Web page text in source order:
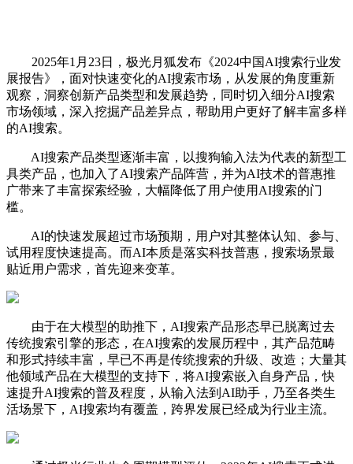
2025年1月23日，极光月狐发布《2024中国AI搜索行业发
展报告》，面对快速变化的AI搜索市场，从发展的角度重新
观察，洞察创新产品类型和发展趋势，同时切入细分AI搜索
市场领域，深入挖掘产品差异点，帮助用户更好了解丰富多样
的AI搜索。
AI搜索产品类型逐渐丰富，以搜狗输入法为代表的新型工
具类产品，也加入了AI搜索产品阵营，并为AI技术的普惠推
广带来了丰富探索经验，大幅降低了用户使用AI搜索的门
槛。
AI的快速发展超过市场预期，用户对其整体认知、参与、
试用程度快速提高。而AI本质是落实科技普惠，搜索场景最
贴近用户需求，首先迎来变革。
由于在大模型的助推下，AI搜索产品形态早已脱离过去
传统搜索引擎的形态，在AI搜索的发展历程中，其产品范畴
和形式持续丰富，早已不再是传统搜索的升级、改造；大量其
他领域产品在大模型的支持下，将AI搜索嵌入自身产品，快
速提升AI搜索的普及程度，从输入法到AI助手，乃至各类生
活场景下，AI搜索均有覆盖，跨界发展已经成为行业主流。